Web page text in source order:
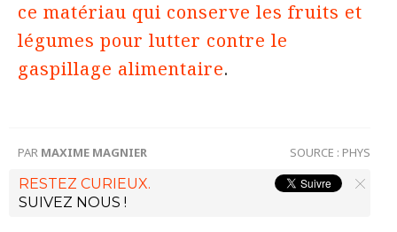
ce matériau qui conserve les fruits et
légumes pour lutter contre le
gaspillage alimentaire.
SOURCE : PHYS
PAR MAXIME MAGNIER
RESTEZ CURIEUX.
SUIVEZ NOUS !